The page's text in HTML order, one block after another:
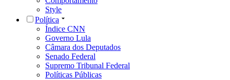
Style
Política
Índice CNN
Governo Lula
Câmara dos Deputados
Senado Federal
Supremo Tribunal Federal
Políticas Públicas